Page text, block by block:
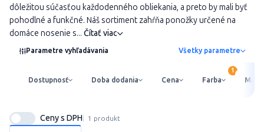
dôležitou súčasťou každodenného obliekania, a preto by mali byť
pohodlné a funkčné. Náš sortiment zahŕňa ponožky určené na
domáce nosenie s... Čítať viac
Parametre vyhľadávania Všetky parametre
Dostupnosť Doba dodania Cena Farba
Ceny s DPH 1 produkt